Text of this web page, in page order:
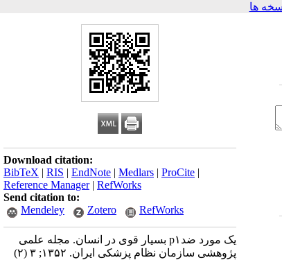
ها
Download citation:
BibTeX | RIS | EndNote | Medlars | ProCite |
Reference Manager| RefWorks
Send citation to:
Mendeley
Zotero RefWorks
یک مورد ضدp۱ بسیار قوی در انسان. مجله علمی
پژوهشی سازمان نظام پزشکی ایران. ۱۳۵۲; ۳ (۲)